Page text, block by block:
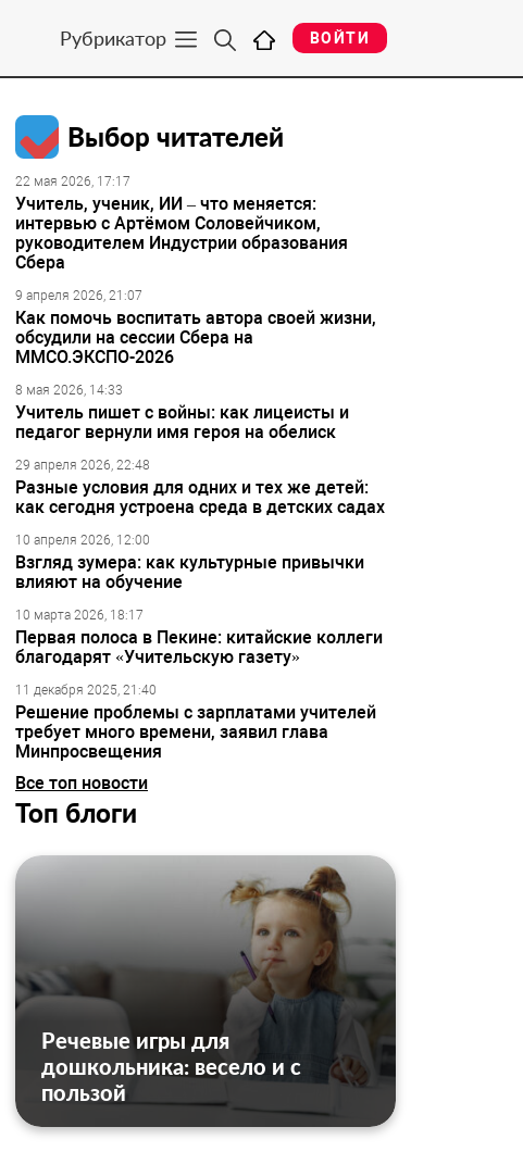
Рубрикатор ВОЙТИ
Выбор читателей
22 мая 2026, 17:17
Учитель, ученик, ИИ – что меняется:
интервью с Артёмом Соловейчиком,
руководителем Индустрии образования
Сбера
9 апреля 2026, 21:07
Как помочь воспитать автора своей жизни,
обсудили на сессии Сбера на
ММСО.ЭКСПО-2026
8 мая 2026, 14:33
Учитель пишет с войны: как лицеисты и
педагог вернули имя героя на обелиск
29 апреля 2026, 22:48
Разные условия для одних и тех же детей:
как сегодня устроена среда в детских садах
10 апреля 2026, 12:00
Взгляд зумера: как культурные привычки
влияют на обучение
10 марта 2026, 18:17
Первая полоса в Пекине: китайские коллеги
благодарят «Учительскую газету»
11 декабря 2025, 21:40
Решение проблемы с зарплатами учителей
требует много времени, заявил глава
Минпросвещения
Все топ новости
Топ блоги
Речевые игры для
дошкольника: весело и с
пользой